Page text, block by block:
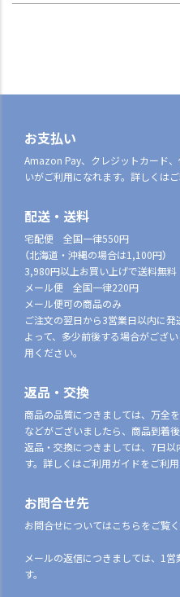
お支払い
Amazon Pay、クレジットカード
いがご利用になれます。詳しくは
配送・送料
宅配便 全国一律550円
（北海道・沖縄の場合は1,100円）
3,980円以上お買い上げで送料無料
メール便 全国一律220円
メール便可の商品のみ
ご注文の翌日から3営業日以内に
よって、多少前後する場合がござ
用ください。
返品・交換
商品の品質につきましては、万全
などがございましたら、商品到着
返品・交換につきましては、7日
す。詳しくはご利用ガイドをご利用
お問合せ先
お問合せについてはこちらをご覧く
メールの返信につきましては、1
す。